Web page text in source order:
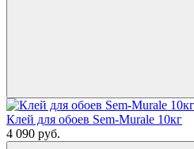
Клей для обоев Sem-Murale 10кг
4 090 руб.